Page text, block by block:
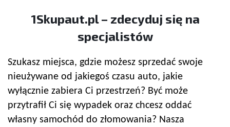
1Skupaut.pl – zdecyduj się na
specjalistów
Szukasz miejsca, gdzie możesz sprzedać swoje
nieużywane od jakiegoś czasu auto, jakie
wyłącznie zabiera Ci przestrzeń? Być może
przytrafił Ci się wypadek oraz chcesz oddać
własny samochód do złomowania? Nasza